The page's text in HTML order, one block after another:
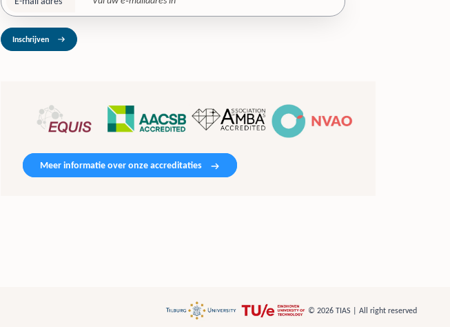
Inschrijven
Meer informatie over onze accreditaties
© 2026 TIAS | All right reserved